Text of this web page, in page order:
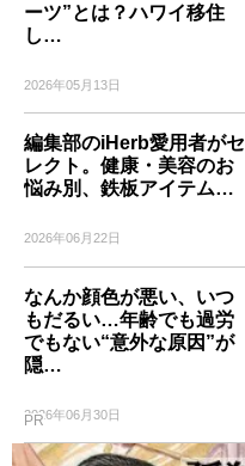
ーツ”とは？ハワイ移住
し…
2026年05月13日
編集部のiHerb愛用者がセ
レクト。健康・美容のお
悩み別、鉄板アイテム…
2026年06月22日
なんか顔色が悪い、いつ
もだるい…年齢でも過労
でもない“意外な原因”が
隠…
2026年06月30日
PR